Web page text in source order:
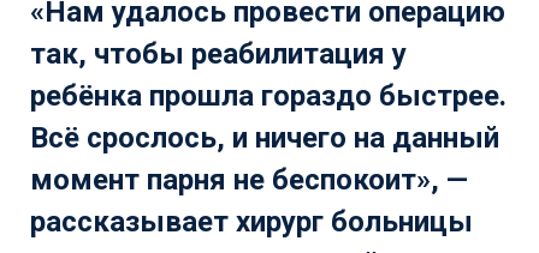
«Нам удалось провести операцию
так, чтобы реабилитация у
ребёнка прошла гораздо быстрее.
Всё срослось, и ничего на данный
момент парня не беспокоит», —
рассказывает хирург больницы